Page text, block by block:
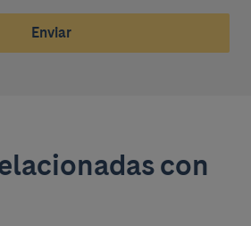
Enviar
con